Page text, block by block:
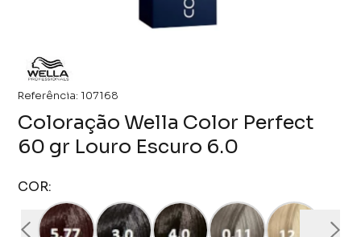
Referência: 107168
Coloração Wella Color Perfect
60 gr Louro Escuro 6.0
COR: